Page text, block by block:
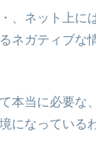
、ネット上に
ネガティブな
本当に必要な
になっている